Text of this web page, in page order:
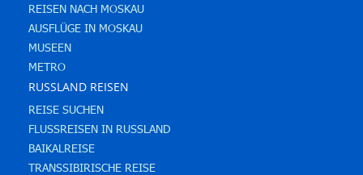
REISEN NACH MOSKAU
AUSFLÜGE IN MOSKAU
MUSEEN
METRO
RUSSLAND REISEN
REISE SUCHEN
FLUSSREISEN IN RUSSLAND
BAIKALREISE
TRANSSIBIRISCHE REISE